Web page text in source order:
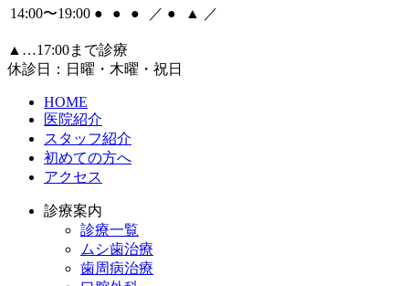
14:00〜19:00 ● ● ● ／ ● ▲ ／
▲…17:00まで診療
休診日：日曜・木曜・祝日
HOME
医院紹介
スタッフ紹介
初めての方へ
アクセス
診療案内
診療一覧
ムシ歯治療
歯周病治療